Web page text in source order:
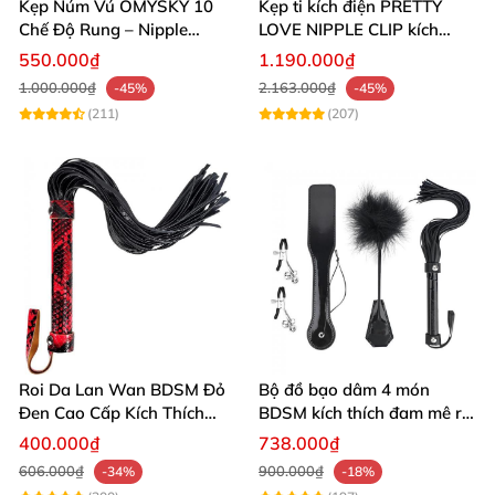
Kẹp Núm Vú OMYSKY 10
Chế Độ Rung – Nipple
Clamps Kích Thích Nhũ Hoa
& Âm Vật
550.000₫
1.000.000₫
-45%
(211)
Kẹp ti kích điện PRETTY
LOVE NIPPLE CLIP kích
thích núm vú nhũ hoa
1.190.000₫
2.163.000₫
-45%
(207)
Roi Da Lan Wan BDSM Đỏ
Đen Cao Cấp Kích Thích
Đam Mê
400.000₫
606.000₫
-34%
Bộ đồ bạo dâm 4 món
BDSM kích thích đam mê roi
gậy kẹp mông
738.000₫
900.000₫
-18%